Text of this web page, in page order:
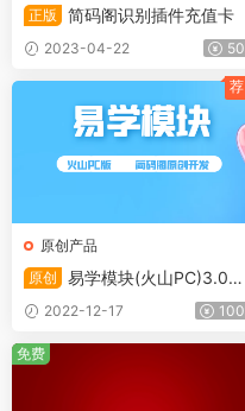
正版
简码阁识别插件充值卡
2023-04-22 50
原创产品
原创
易学模块(火山PC)3.0支
持调用大漠插件及其它常用脚
本功能
2022-12-17 100
荐
免费